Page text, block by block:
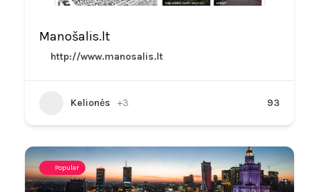
Manošalis.lt
http://www.manosalis.lt
Kelionės +3 93
Popular